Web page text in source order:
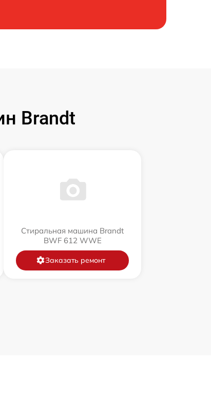
Brandt
Стиральная машина Brandt
BWF 612 WWE
Заказать ремонт